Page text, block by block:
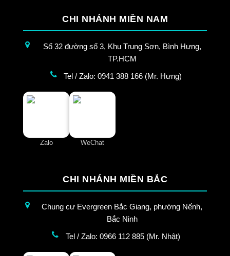
CHI NHÁNH MIỀN NAM
Số 32 đường số 3, Khu Trung Sơn, Bình Hưng,
TP.HCM
Tel / Zalo: 0941 388 166 (Mr. Hưng)
Zalo WeChat
CHI NHÁNH MIỀN BẮC
Chung cư Evergreen Bắc Giang, phường Nếnh,
Bắc Ninh
Tel / Zalo: 0966 112 885 (Mr. Nhật)